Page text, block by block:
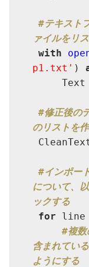
#テキスト
ァイルをリ
with
p1.txt' )
Text
#修正後の
のリストを
#インポー
について、
ックする
for line
#複数
含まれてい
ようにする